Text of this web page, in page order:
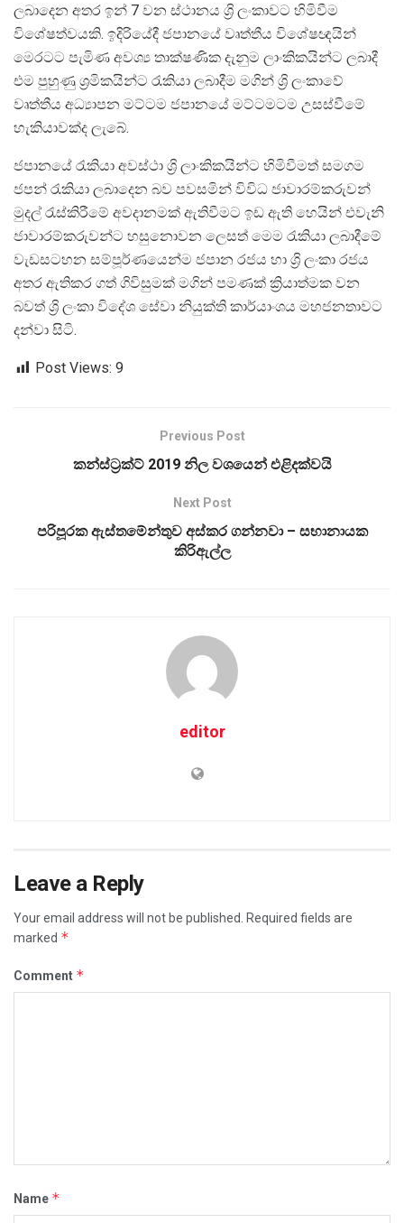
ලබාදෙන අතර ඉන් 7 වන ස්ථානය ශ්‍රි ලංකාවට හිමිවීම
විශේෂත්වයකි. ඉදිරියේදී ජපානයේ වෘත්තීය විශේෂඥයින්
මෙරටට පැමිණ අවශ්‍ය තාක්ෂණික දැනුම ලාංකිකයින්ට ලබාදී
එම පුහුණු ශ්‍රමිකයින්ට රැකියා ලබාදීම මගින් ශ්‍රි ලංකාවේ
වෘත්තීය අධ්‍යාපන මට්ටම ජපානයේ මට්ටමටම උසස්වීමේ
හැකියාවක්ද ලැබේ.
ජපානයේ රැකියා අවස්ථා ශ්‍රි ලාංකිකයින්ට හිමිවීමත් සමගම
ජපන් රැකියා ලබාදෙන බව පවසමින් විවිධ ජාවාරම්කරුවන්
මුදල් රැස්කිරීමේ අවදානමක් ඇතිවීමට ඉඩ ඇති හෙයින් එවැනි
ජාවාරම්කරුවන්ට හසුනොවන ලෙසත් මෙම රැකියා ලබාදීමේ
වැඩසටහන සම්පූර්ණයෙන්ම ජපාන රජය හා ශ්‍රි ලංකා රජය
අතර ඇතිකර ගත් ගිවිසුමක් මගින් පමණක් ක්‍රියාත්මක වන
බවත් ශ්‍රි ලංකා විදේශ සේවා නියුක්ති කාර්යාංශය මහජනතාවට
දන්වා සිටි.
Post Views: 9
Previous Post
කන්ස්ට්‍රක්ට් 2019 නිල වශයෙන් එළිදක්වයි
Next Post
පරිපූරක ඇස්තමේන්තුව අස්කර ගන්නවා – සභානායක
කිරිඇල්ල
editor
Leave a Reply
Your email address will not be published.
Required fields are
marked *
Comment *
Name *